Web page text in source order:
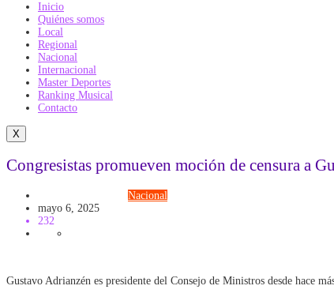
Inicio
Quiénes somos
Local
Regional
Nacional
Internacional
Master Deportes
Ranking Musical
Contacto
X
Congresistas promueven moción de censura a
Nacional
mayo 6, 2025
232
Gustavo Adrianzén es presidente del Consejo de Ministros desde hace